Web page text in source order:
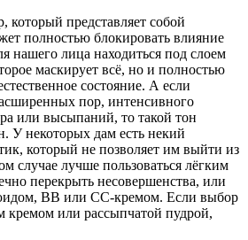
который представляет собой
полностью блокировать влияние
лица находиться под слоем
маскирует всё, но и полностью
состояние. А если
пор, интенсивного
или высыпаний, то такой тон
У некоторых дам есть некий
который не позволяет им выйти из
случае лучше пользоваться лёгким
перекрыть несовершенства, или
BB или СС-кремом. Если выбор
кремом или рассыпчатой пудрой,